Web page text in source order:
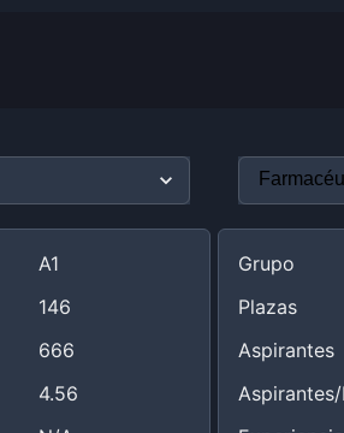
A1
146
666
4.56
Grupo
Plazas
Aspirantes